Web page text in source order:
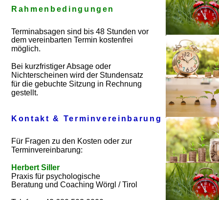
Rahmenbedingungen
Terminabsagen sind bis 48 Stunden vor
dem vereinbarten Termin kostenfrei
möglich.
Bei kurzfristiger Absage oder
Nichterscheinen wird der Stundensatz
für die gebuchte Sitzung in Rechnung
gestellt.
Kontakt & Terminvereinbarung
Für Fragen zu den Kosten oder zur
Terminvereinbarung:
Herbert Siller
Praxis für psychologische
Beratung und Coaching Wörgl / Tirol